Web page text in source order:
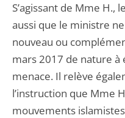
S’agissant de Mme H.,
aussi que le ministre
nouveau ou
mars 2017 de nature à
menace. Il relève
l’instruction que Mme
mouvements